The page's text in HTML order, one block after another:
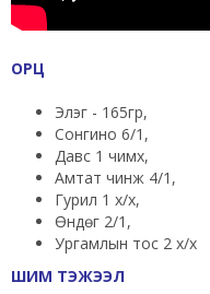
ОРЦ
Элэг - 165гр,
Сонгино 6/1,
Давс 1 чимх,
Амтат чинжүү 4/1,
Гурил 1 х/х,
Өндөг 2/1,
Ургамлын тос 2 х/х
ШИМ ТЭЖЭЭЛ